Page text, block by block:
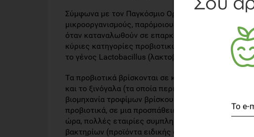
Σύμφωνα με τον Παγκόσμιο Οργανισμό Υγείας, με
μικροοργανισμούς, παρόμοιους με αυτούς που
όταν καταναλωθούν σε επαρκή ποσότητα έχουν
κύριες κατηγορίες προβιοτικών
το γένος Lactobacillus (λακτοβάκιλλοι), τα οποία
Τα προβιοτικά βρίσκονται σε κάποια φυσικά
και το ξινόγαλα (τα οποία περιέχουν κυρίως
βιομηχανία τροφίμων βρίσκουμε πολλά προϊόντα
προβιοτικά, σε μια προσπάθεια να αυξήσουν τα
ώρα, πολλές εταιρίες συμπληρωμάτων διατροφής
βακτηρίων (προϊόντα ειδικής διατροφής).